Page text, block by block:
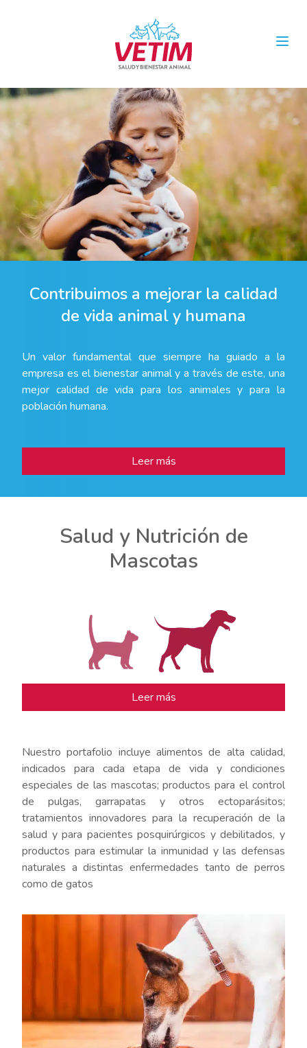
Contribuimos a mejorar la calidad
de vida animal y humana
Un valor fundamental que siempre ha guiado a la
empresa es el bienestar animal y a través de este, una
mejor calidad de vida para los animales y para la
población humana.
Leer más
Salud y Nutrición de
Mascotas
Nuestro portafolio incluye alimentos de alta calidad,
indicados para cada etapa de vida y condiciones
especiales de las mascotas; productos para el control
de pulgas, garrapatas y otros ectoparásitos;
tratamientos innovadores para la recuperación de la
salud y para pacientes posquirúrgicos y debilitados, y
productos para estimular la inmunidad y las defensas
naturales a distintas enfermedades tanto de perros
como de gatos
Leer más